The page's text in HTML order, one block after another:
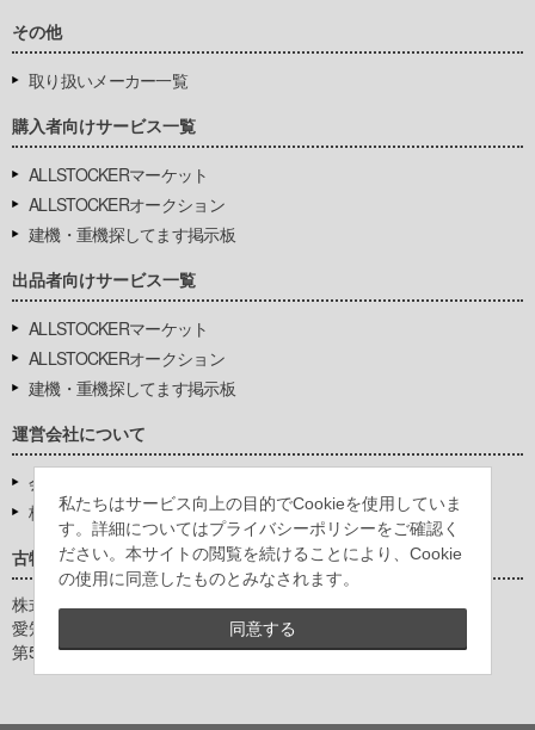
私たちはサービス向上の目的でCookieを使用していま
す。詳細についてはプライバシーポリシーをご確認く
ださい。本サイトの閲覧を続けることにより、Cookie
の使用に同意したものとみなされます。
同意する
その他
取り扱いメーカー一覧
購入者向けサービス一覧
ALLSTOCKERマーケット
ALLSTOCKERオークション
建機・重機探してます掲示板
出品者向けサービス一覧
ALLSTOCKERマーケット
ALLSTOCKERオークション
建機・重機探してます掲示板
運営会社について
会社基本情報
株式会社豊環境開発
古物営業法に基づく表示
株式会社豊環境開発
愛知県公安委員会
第542771404200号